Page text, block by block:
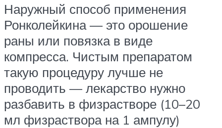
Наружный способ применения
Ронколейкина — это орошение
раны или повязка в виде
компресса. Чистым препаратом
такую процедуру лучше не
проводить — лекарство нужно
разбавить в физрастворе (10–20
мл физраствора на 1 ампулу)